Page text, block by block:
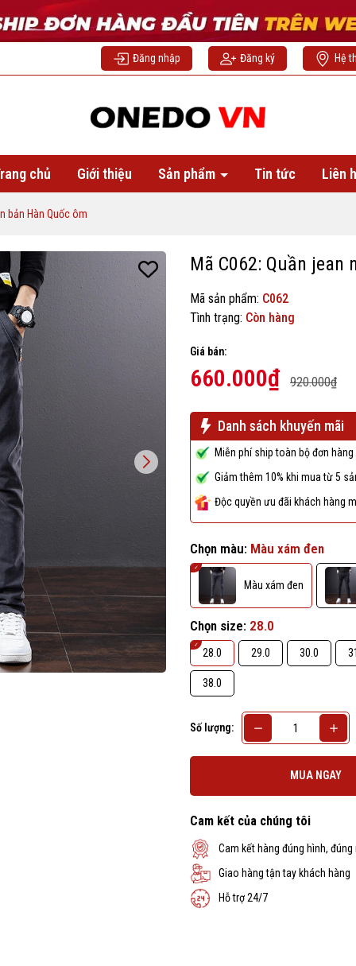
Đăng nhập Đăng ký Hệ
chủ Giới thiệu Sản phẩm Tin tức Liên
bản Hàn Quốc ôm
Mã C062: Quần
Mã sản phẩm: C062
Tình trạng: Còn hàng
Giá bán:
660.000₫ 920.000₫
Danh sách khuyến mãi
Miễn phí ship toàn bộ đơn
Giảm thêm 10% khi mua từ 5
Độc quyền ưu đãi khách hàng
Chọn màu: Màu xám đen
Màu xám đen
Chọn size: 28.0
28.0 29.0 30.0
38.0
Số lượng:
MUA NGAY
Cam kết của chúng tôi
Cam kết hàng đúng hình,
Giao hàng tận tay khách hàng
Hỗ trợ 24/7